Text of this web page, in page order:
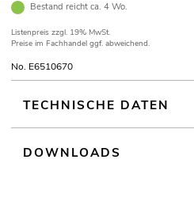
Bestand reicht ca. 4 Wo.
Listenpreis zzgl. 19% MwSt.
Preise im Fachhandel ggf. abweichend.
No. E6510670
TECHNISCHE DATEN
DOWNLOADS